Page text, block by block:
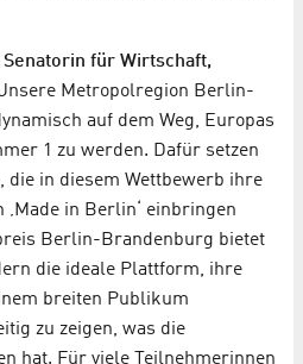
für Wirtschaft,
Metropolregion Berlin-
auf dem Weg, Europas
1 zu werden. Dafür setzen
die in diesem Wettbewerb ihre
in Berlin‘ einbringen
Berlin-Brandenburg bietet
die ideale Plattform, ihre
breiten Publikum
zu zeigen, was die
hat. Für viele Teilnehmerinnen